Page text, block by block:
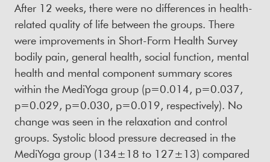
After 12 weeks, there were no differences in health-
related quality of life between the groups. There
were improvements in Short-Form Health Survey
bodily pain, general health, social function, mental
health and mental component summary scores
within the MediYoga group (p=0.014, p=0.037,
p=0.029, p=0.030, p=0.019, respectively). No
change was seen in the relaxation and control
groups. Systolic blood pressure decreased in the
MediYoga group (134±18 to 127±13) compared